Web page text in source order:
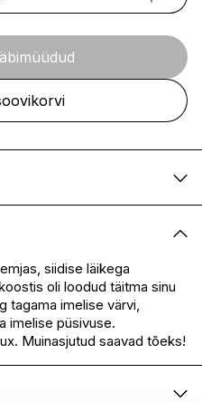
siidise läikega
oli loodud täitma sinu
tagama imelise värvi,
imelise püsivuse.
Muinasjutud saavad tõeks!